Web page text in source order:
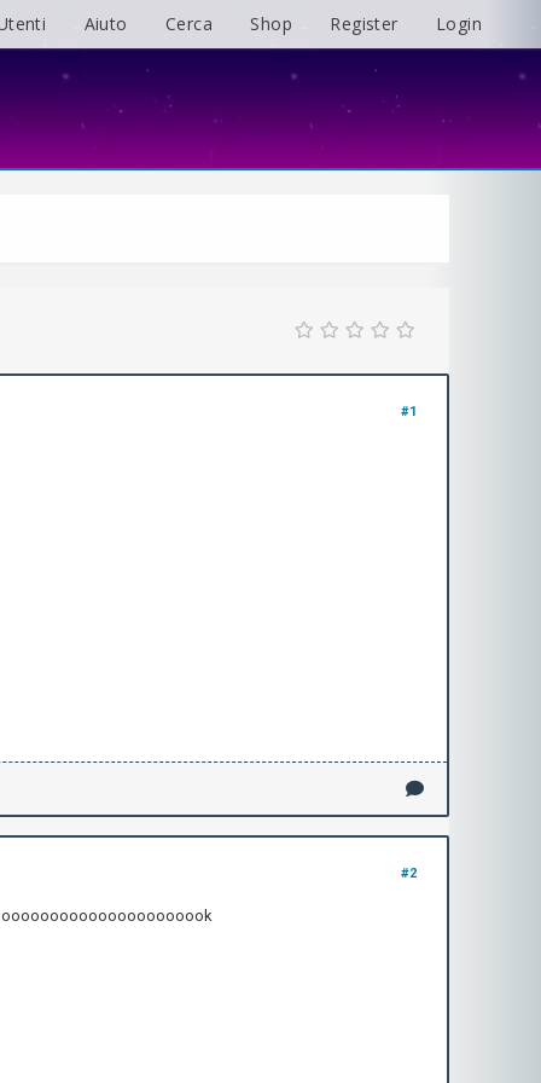
Aiuto Cerca Shop Register Login
#1
#2